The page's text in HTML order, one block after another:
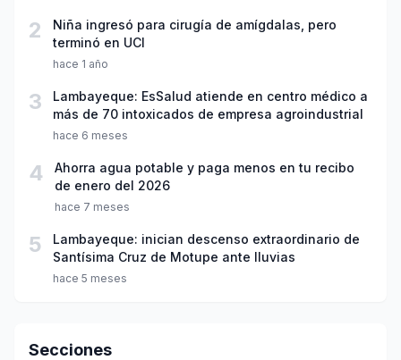
2
Niña ingresó para cirugía de amígdalas, pero
terminó en UCI
hace 1 año
3
Lambayeque: EsSalud atiende en centro médico a
más de 70 intoxicados de empresa agroindustrial
hace 6 meses
4
Ahorra agua potable y paga menos en tu recibo
de enero del 2026
hace 7 meses
5
Lambayeque: inician descenso extraordinario de
Santísima Cruz de Motupe ante lluvias
hace 5 meses
Secciones